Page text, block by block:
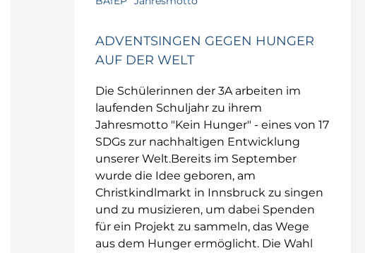
ADVENTSINGEN GEGEN HUNGER
AUF DER WELT
Die Schülerinnen der 3A arbeiten im
laufenden Schuljahr zu ihrem
Jahresmotto "Kein Hunger" - eines von 17
SDGs zur nachhaltigen Entwicklung
unserer Welt.Bereits im September
wurde die Idee geboren, am
Christkindlmarkt in Innsbruck zu singen
und zu musizieren, um dabei Spenden
für ein Projekt zu sammeln, das Wege
aus dem Hunger ermöglicht. Die Wahl